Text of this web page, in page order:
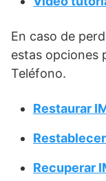
En caso de
estas opciones
Teléfono.
Restaurar
Recuperar